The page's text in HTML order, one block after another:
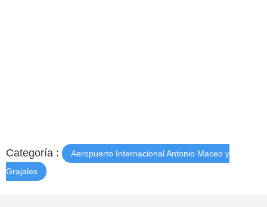
Categoría :
Aeropuerto Internacional Antonio Maceo y
Grajales